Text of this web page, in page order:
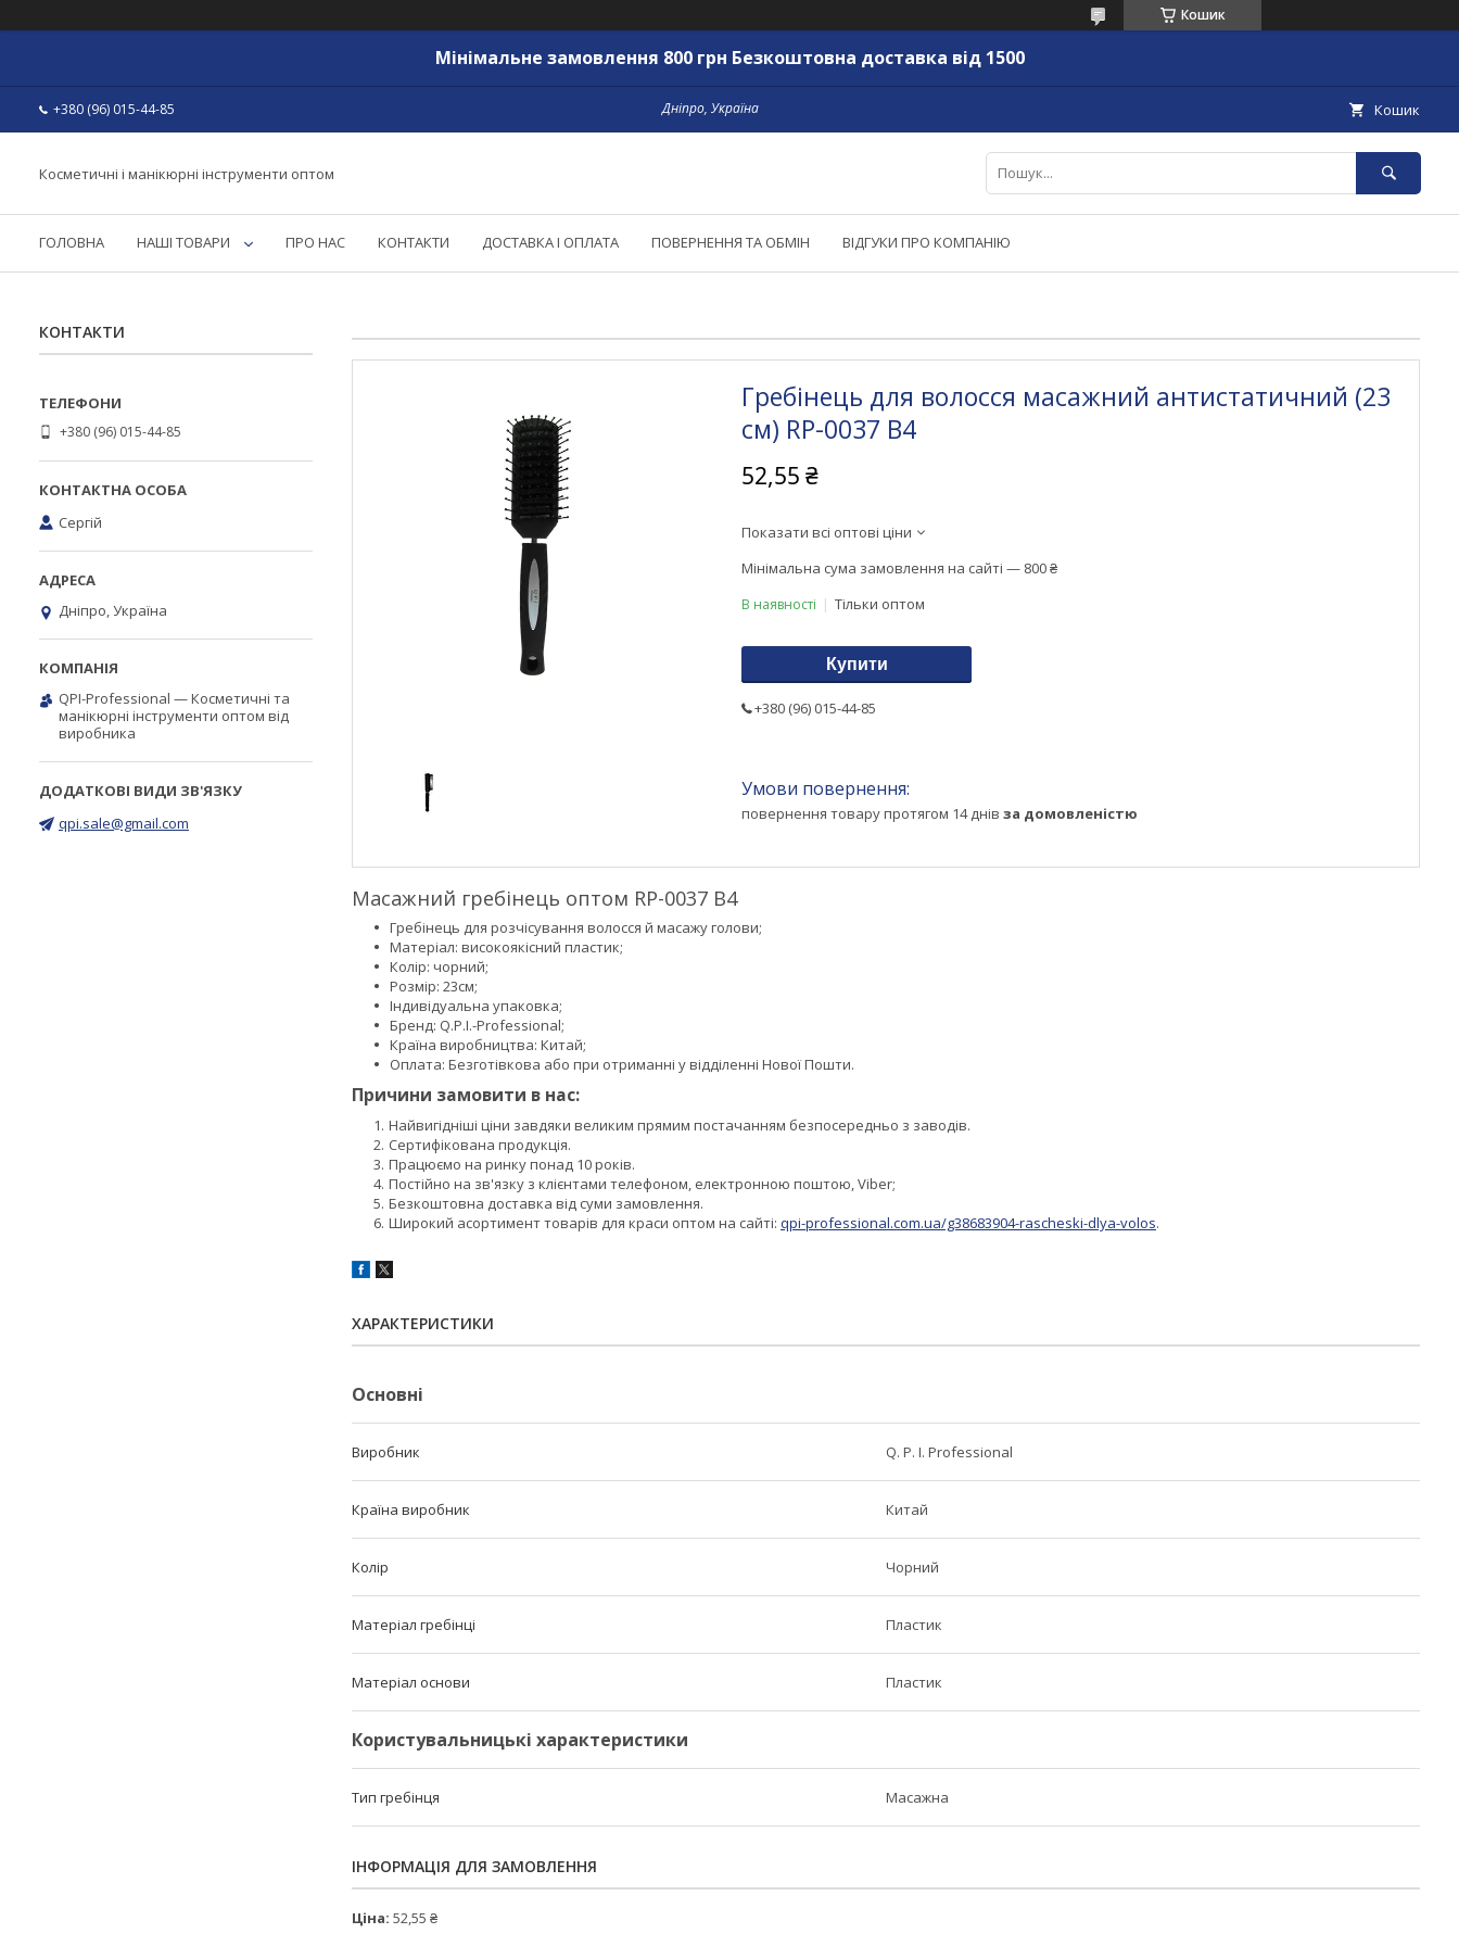
Кошик
Мінімальне замовлення 800 грн Безкоштовна доставка від 1500
+380 (96) 015-44-85 Дніпро, Україна Кошик
Косметичні і манікюрні інструменти оптом
ГОЛОВНА НАШІ ТОВАРИ ПРО НАС КОНТАКТИ ДОСТАВКА І ОПЛАТА ПОВЕРНЕННЯ ТА ОБМІН ВІДГУКИ ПРО КОМПАНІЮ
Гребінець для волосся масажний антистатичний (23
см) RP-0037 B4
52,55 ₴
Показати всі оптові ціни
Мінімальна сума замовлення на сайті — 800 ₴
В наявності Тільки оптом
Купити
+380 (96) 015-44-85
повернення товару протягом 14 днів за домовленістю
Масажний гребінець оптом RP-0037 B4
Гребінець для розчісування волосся й масажу голови;
Матеріал: високоякісний пластик;
Колір: чорний;
Розмір: 23см;
Індивідуальна упаковка;
Бренд: Q.P.I.-Professional;
Країна виробництва: Китай;
Оплата: Безготівкова або при отриманні у відділенні Нової Пошти.
Причини замовити в нас:
Найвигідніші ціни завдяки великим прямим постачанням безпосередньо з заводів.
Сертифікована продукція.
Працюємо на ринку понад 10 років.
Постійно на зв'язку з клієнтами телефоном, електронною поштою, Viber;
Безкоштовна доставка від суми замовлення.
Широкий асортимент товарів для краси оптом на сайті: qpi-professional.com.ua/g38683904-rascheski-dlya-volos.
ХАРАКТЕРИСТИКИ
Основні
Виробник Q. P. I. Professional
Країна виробник Китай
Колір Чорний
Матеріал гребінці Пластик
Матеріал основи Пластик
Користувальницькі характеристики
Тип гребінця Масажна
ІНФОРМАЦІЯ ДЛЯ ЗАМОВЛЕННЯ
Ціна: 52,55 ₴
КОНТАКТИ
+380 (96) 015-44-85
Сергій
Дніпро, Україна
QPI-Professional — Косметичні та
манікюрні інструменти оптом від
виробника
qpi.sale@gmail.com